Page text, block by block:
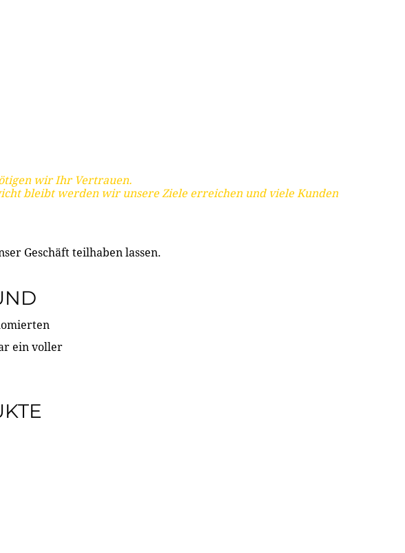
wir Ihr Vertrauen.
bleibt werden wir unsere Ziele erreichen und viele Kunden
Geschäft teilhaben lassen.
ein voller